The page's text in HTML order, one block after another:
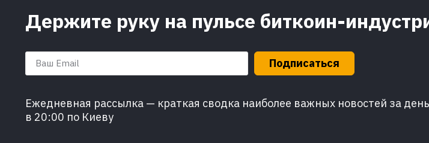
Держите руку на пульсе биткоин-
Подписаться
Ежедневная рассылка — краткая сводка наиболее важных новостей за
в 20:00 по Киеву